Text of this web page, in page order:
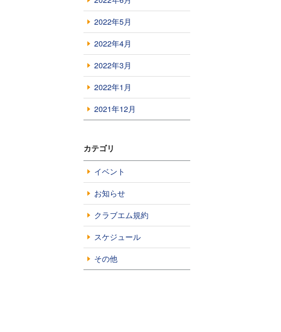
2022年5月
2022年4月
2022年3月
2022年1月
2021年12月
カテゴリ
イベント
お知らせ
クラブエム規約
スケジュール
その他